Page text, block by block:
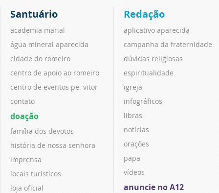
Santuário
academia marial
água mineral aparecida
cidade do romeiro
centro de apoio ao romeiro
centro de eventos pe. vitor
contato
doação
família dos devotos
história de nossa senhora
imprensa
locais turísticos
loja oficial
Redação
aplicativo aparecida
campanha da fraternidade
dúvidas religiosas
espiritualidade
igreja
infográficos
libras
notícias
orações
papa
vídeos
anuncie no A12